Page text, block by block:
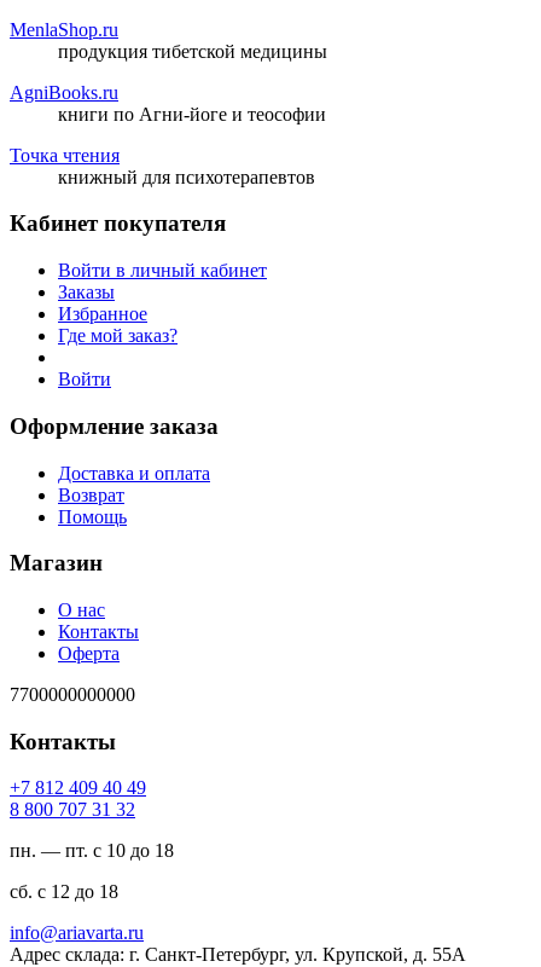
MenlaShop.ru
продукция тибетской медицины
AgniBooks.ru
книги по Агни-йоге и теософии
Точка чтения
книжный для психотерапевтов
Кабинет покупателя
Войти в личный кабинет
Заказы
Избранное
Где мой заказ?
Войти
Оформление заказа
Доставка и оплата
Возврат
Помощь
Магазин
О нас
Контакты
Оферта
7700000000000
Контакты
94 04 904 218 7+
23 13 707 008 8
пн. — пт. с 10 до 18
сб. с 12 до 18
ur.atravaira@ofni
Адрес склада: г. Санкт-Петербург, ул. Крупской, д. 55А